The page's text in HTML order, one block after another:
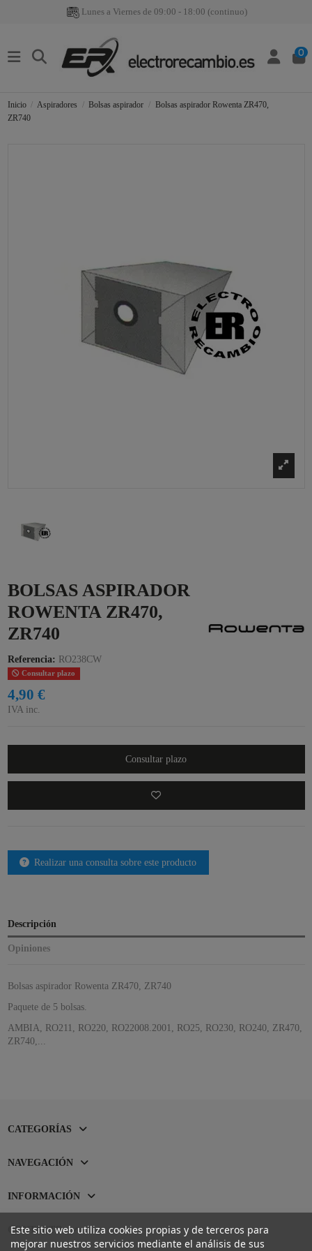
Lunes a Viernes de 09:00 - 18:00 (continuo)
0
Inicio Aspiradores Bolsas aspirador
Bolsas aspirador Rowenta ZR470,
ZR740
BOLSAS ASPIRADOR
ROWENTA ZR470,
ZR740
Referencia: RO238CW
Consultar plazo
4,90 €
IVA inc.
Consultar plazo
Realizar una consulta sobre este producto
Descripción
Opiniones
Bolsas aspirador Rowenta ZR470, ZR740
Paquete de 5 bolsas.
AMBIA, RO211, RO220, RO22008.2001, RO25, RO230, RO240, ZR470,
ZR740,...
CATEGORÍAS
NAVEGACIÓN
INFORMACIÓN
CONTACTO
Este sitio web utiliza cookies propias y de terceros para
mejorar nuestros servicios mediante el análisis de sus